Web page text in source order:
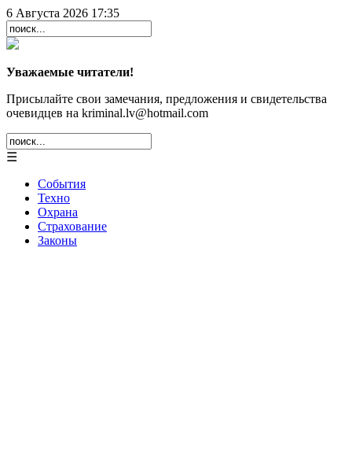
6 Августа 2026 17:35
Уважаемые читатели!
Присылайте свои замечания, предложения и свидетельства
очевидцев на kriminal.lv@hotmail.com
☰
События
Техно
Охрана
Страхование
Законы